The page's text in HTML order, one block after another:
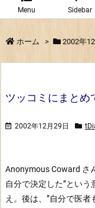
Menu Sidebar
ホーム > 2002年
ツッコミにまとめ
2002年12月29日
Anonymous Coward さ
自分で決定した”とい
え。後は、”自分で医